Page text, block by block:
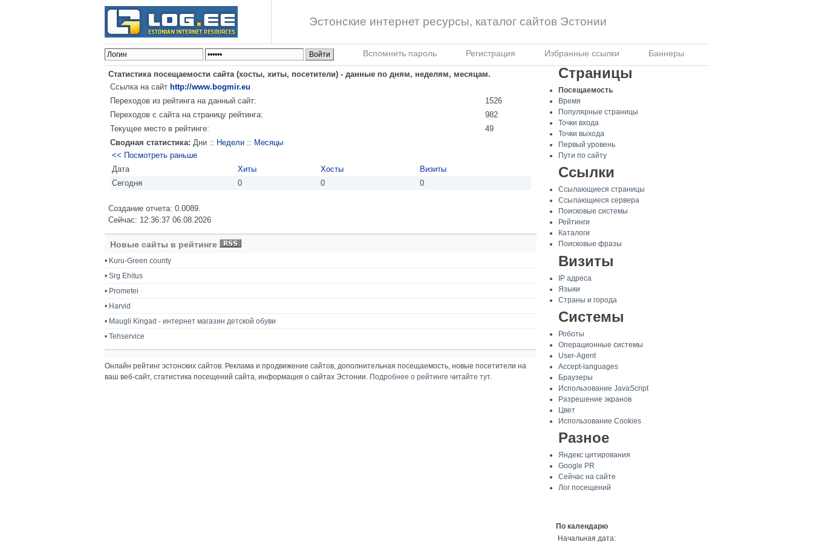
Эстонские интернет ресурсы, каталог сайтов Эстонии
Вспомнить пароль Регистрация Избранные ссылки Баннеры
Статистика посещаемости сайта (хосты, хиты, посетители) - данные по дням, неделям, месяцам.
Ссылка на сайт http://www.bogmir.eu
Переходов из рейтинга на данный сайт:
1526
Переходов с сайта на страницу рейтинга:
982
Текущее место в рейтинге:
49
Сводная статистика: Дни :: Недели :: Месяцы
<< Посмотреть раньше
Дата
Хиты Хосты
Визиты
Сегодня
0 0 0
Создание отчета: 0.0089.
Сейчас: 12:36:37 06.08.2026
Новые сайты в рейтинге
• Kuru-Green county
• Srg Ehitus
• Prometei
• Harvid
• Maugli Kingad - интернет магазин детской обуви
• Tehservice
Онлайн рейтинг эстонских сайтов. Реклама и продвижение сайтов, дополнительная посещаемость, новые посетители на
ваш веб-сайт, статистика посещений сайта, информация о сайтах Эстонии. Подробнее о рейтинге читайте тут.
Страницы
Посещаемость
Время
Популярные страницы
Точки входа
Точки выхода
Первый уровень
Пути по сайту
Ссылки
Ссылающиеся страницы
Ссылающиеся сервера
Поисковые системы
Рейтинги
Каталоги
Поисковые фразы
Визиты
IP адреса
Языки
Страны и города
Системы
Роботы
Операционные системы
User-Agent
Accept-languages
Браузеры
Использование JavaScript
Разрешение экранов
Цвет
Использование Cookies
Разное
Яндекс цитирования
Google PR
Сейчас на сайте
Лог посещений
По календарю
Начальная дата: